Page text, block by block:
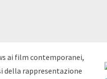
ai film contemporanei,
della rappresentazione